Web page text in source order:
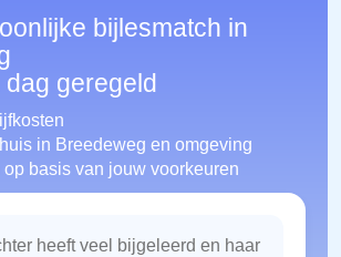
bijlesmatch in
geregeld
in Breedeweg en omgeving
op basis van jouw voorkeuren
heeft veel bijgeleerd en haar